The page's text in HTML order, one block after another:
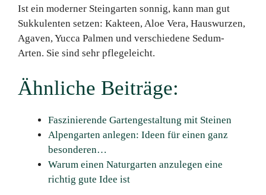
Ist ein moderner Steingarten sonnig, kann man gut
Sukkulenten setzen: Kakteen, Aloe Vera, Hauswurzen,
Agaven, Yucca Palmen und verschiedene Sedum-
Arten. Sie sind sehr pflegeleicht.
Ähnliche Beiträge:
Faszinierende Gartengestaltung mit Steinen
Alpengarten anlegen: Ideen für einen ganz
besonderen…
Warum einen Naturgarten anzulegen eine
richtig gute Idee ist